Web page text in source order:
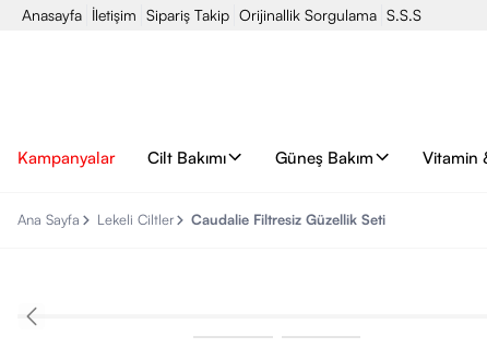
Anasayfa İletişim Sipariş Takip Orijinallik Sorgulama S.S.S
Kampanyalar Cilt Bakımı Güneş Bakım Vitamin
Ana Sayfa Lekeli Ciltler Caudalie Filtresiz Güzellik Seti